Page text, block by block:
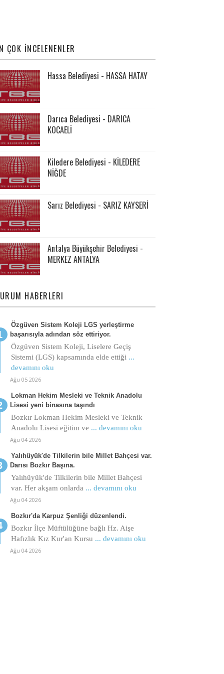
ÇOK İNCELENENLER
Hassa Belediyesi - HASSA HATAY
Darıca Belediyesi - DARICA
KOCAELİ
Kiledere Belediyesi - KİLEDERE
NİĞDE
Sarız Belediyesi - SARIZ KAYSERİ
Antalya Büyükşehir Belediyesi -
MERKEZ ANTALYA
HABERLERI
Özgüven Sistem Koleji LGS yerleştirme
başarısıyla adından söz ettiriyor.
Özgüven Sistem Koleji, Liselere Geçiş
Sistemi (LGS) kapsamında elde ettiği ...
devamını oku
Ağu 05 2026
Lokman Hekim Mesleki ve Teknik Anadolu
Lisesi yeni binasına taşındı
Bozkır Lokman Hekim Mesleki ve Teknik
Anadolu Lisesi eğitim ve ... devamını oku
Ağu 04 2026
Yalıhüyük'de Tilkilerin bile Millet Bahçesi var.
Darısı Bozkır Başına.
Yalıhüyük'de Tilkilerin bile Millet Bahçesi
var. Her akşam onlarda ... devamını oku
Ağu 04 2026
Bozkır'da Karpuz Şenliği düzenlendi.
Bozkır İlçe Müftülüğüne bağlı Hz. Aişe
Hafızlık Kız Kur'an Kursu ... devamını oku
Ağu 04 2026